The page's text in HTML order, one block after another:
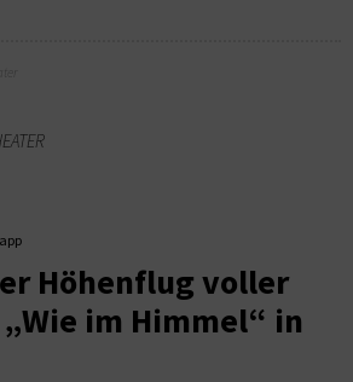
Höhenflug voller
im Himmel“ in